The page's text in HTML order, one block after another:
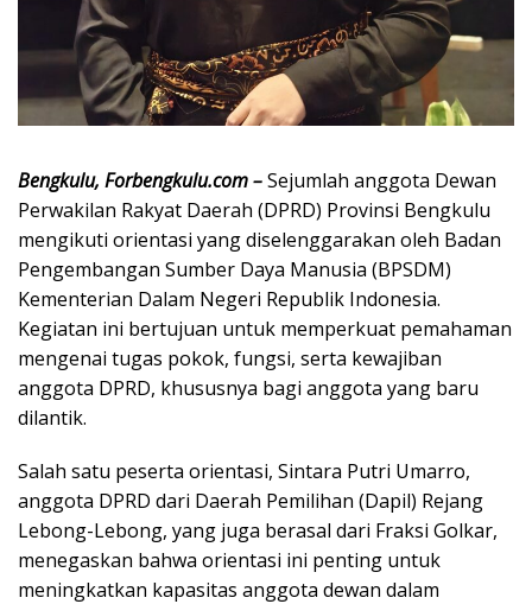
Bengkulu, Forbengkulu.com –Sejumlah anggota Dewan
Perwakilan Rakyat Daerah (DPRD) Provinsi Bengkulu
mengikuti orientasi yang diselenggarakan oleh Badan
Pengembangan Sumber Daya Manusia (BPSDM)
Kementerian Dalam Negeri Republik Indonesia.
Kegiatan ini bertujuan untuk memperkuat pemahaman
mengenai tugas pokok, fungsi, serta kewajiban
anggota DPRD, khususnya bagi anggota yang baru
dilantik.
Salah satu peserta orientasi, Sintara Putri Umarro,
anggota DPRD dari Daerah Pemilihan (Dapil) Rejang
Lebong-Lebong, yang juga berasal dari Fraksi Golkar,
menegaskan bahwa orientasi ini penting untuk
meningkatkan kapasitas anggota dewan dalam